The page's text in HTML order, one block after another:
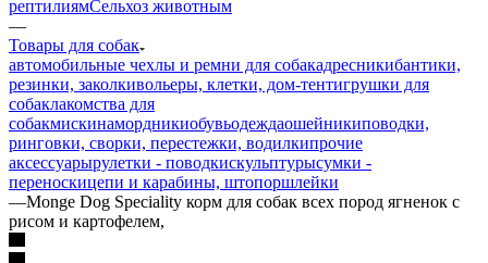
рептилиямСельхоз животным
—
Товары для собак
автомобильные чехлы и ремни для собакадресникибантики,
резинки, заколкивольеры, клетки, дом-тентигрушки для
собаклакомства для
собакмискинамордникиобувьодеждаошейникиповодки,
ринговки, сворки, перестежки, водилкипрочие
аксессуарырулетки - поводкискульптурысумки -
переноскицепи и карабины, штопоршлейки
—Monge Dog Speciality корм для собак всех пород ягненок с
рисом и картофелем,